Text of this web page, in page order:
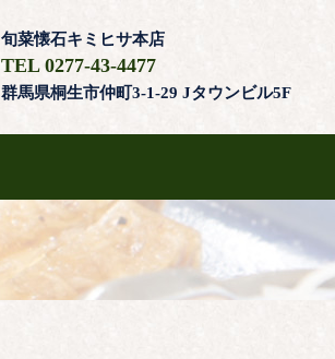
旬菜懐石キミヒサ本店
TEL 0277-43-4477
群馬県桐生市仲町3-1-29 Jタウンビル5F